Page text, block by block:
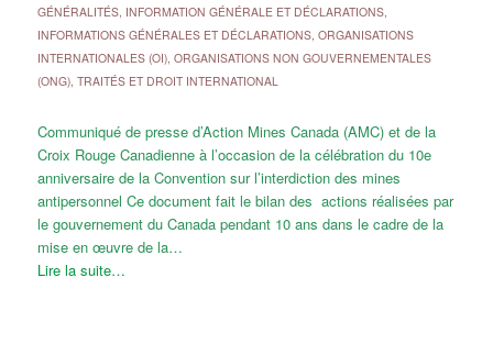
GÉNÉRALITÉS, INFORMATION GÉNÉRALE ET DÉCLARATIONS,
INFORMATIONS GÉNÉRALES ET DÉCLARATIONS, ORGANISATIONS
INTERNATIONALES (OI), ORGANISATIONS NON GOUVERNEMENTALES
(ONG), TRAITÉS ET DROIT INTERNATIONAL
Communiqué de presse d’Action Mines Canada (AMC) et de la
Croix Rouge Canadienne à l’occasion de la célébration du 10e
anniversaire de la Convention sur l’interdiction des mines
antipersonnel Ce document fait le bilan des actions réalisées par
le gouvernement du Canada pendant 10 ans dans le cadre de la
mise en œuvre de la…
Lire la suite…